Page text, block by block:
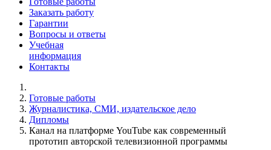
Заказать работу
Гарантии
Вопросы и ответы
Учебная
информация
Контакты
Готовые работы
Журналистика, СМИ, издательское дело
Дипломы
Канал на платформе YouTube как современный
прототип авторской телевизионной программы